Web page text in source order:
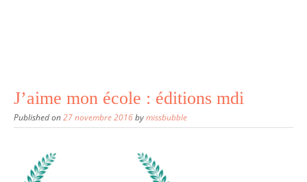
J’aime mon école : éditions mdi
Published on27 novembre 2016bymissbubble